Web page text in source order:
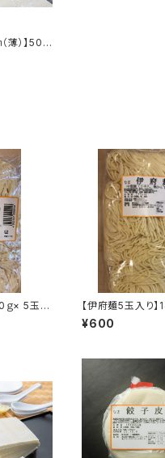
薄）】500
ｇ× 5玉
・レスト
登場】
【伊府麺5玉入り
【八幡製麺 無
番商品】【こちら
¥600